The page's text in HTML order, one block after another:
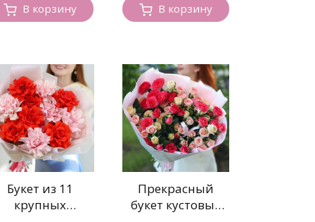
В корзину В корзину
Букет из 11
крупных
Прекрасный
букет кустовых